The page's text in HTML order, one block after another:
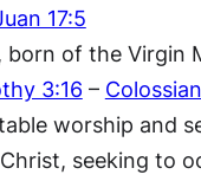
17:5
of the Virgin
3:16 –
worship and
seeking to